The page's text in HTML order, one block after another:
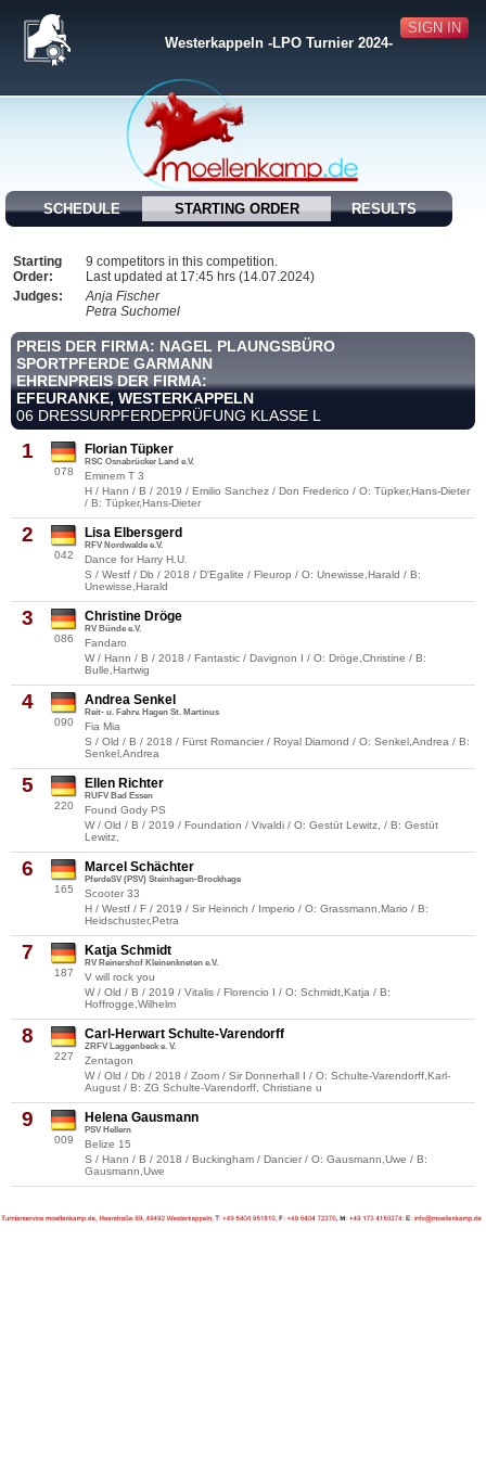
SIGN IN
Westerkappeln -LPO Turnier 2024-
SCHEDULE STARTING ORDER RESULTS
Starting
Order:
9 competitors in this competition.
Last updated at 17:45 hrs (14.07.2024)
Judges:
Anja Fischer
Petra Suchomel
PREIS DER FIRMA: NAGEL PLAUNGSBÜRO
SPORTPFERDE GARMANN
EHRENPREIS DER FIRMA:
EFEURANKE, WESTERKAPPELN
06 DRESSURPFERDEPRÜFUNG KLASSE L
1
078
Florian Tüpker
RSC Osnabrücker Land e.V.
Eminem T 3
H / Hann / B / 2019 / Emilio Sanchez / Don Frederico / O: Tüpker,Hans-Dieter
/ B: Tüpker,Hans-Dieter
2
042
Lisa Elbersgerd
RFV Nordwalde e.V.
Dance for Harry H.U.
S / Westf / Db / 2018 / D'Egalite / Fleurop / O: Unewisse,Harald / B:
Unewisse,Harald
3
086
Christine Dröge
RV Bünde e.V.
Fandaro
W / Hann / B / 2018 / Fantastic / Davignon I / O: Dröge,Christine / B:
Bulle,Hartwig
4
090
Andrea Senkel
Reit- u. Fahrv. Hagen St. Martinus
Fia Mia
S / Old / B / 2018 / Fürst Romancier / Royal Diamond / O: Senkel,Andrea / B:
Senkel,Andrea
5
220
Ellen Richter
RUFV Bad Essen
Found Gody PS
W / Old / B / 2019 / Foundation / Vivaldi / O: Gestüt Lewitz, / B: Gestüt
Lewitz,
6
165
Marcel Schächter
PferdeSV (PSV) Steinhagen-Brockhage
Scooter 33
H / Westf / F / 2019 / Sir Heinrich / Imperio / O: Grassmann,Mario / B:
Heidschuster,Petra
7
187
Katja Schmidt
RV Reinershof Kleinenkneten e.V.
V will rock you
W / Old / B / 2019 / Vitalis / Florencio I / O: Schmidt,Katja / B:
Hoffrogge,Wilhelm
8
227
Carl-Herwart Schulte-Varendorff
ZRFV Laggenbeck e. V.
Zentagon
W / Old / Db / 2018 / Zoom / Sir Donnerhall I / O: Schulte-Varendorff,Karl-
August / B: ZG Schulte-Varendorff, Christiane u
9
009
Helena Gausmann
PSV Hellern
Belize 15
S / Hann / B / 2018 / Buckingham / Dancier / O: Gausmann,Uwe / B:
Gausmann,Uwe